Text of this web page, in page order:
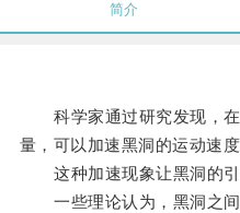
简介
科学家通过研究发现，在
量，可以加速黑洞的运动速度
这种加速现象让黑洞的引
一些理论认为，黑洞之间